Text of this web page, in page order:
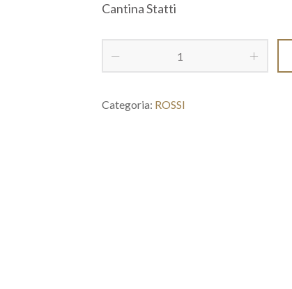
Cantina Statti
Categoria: ROSSI